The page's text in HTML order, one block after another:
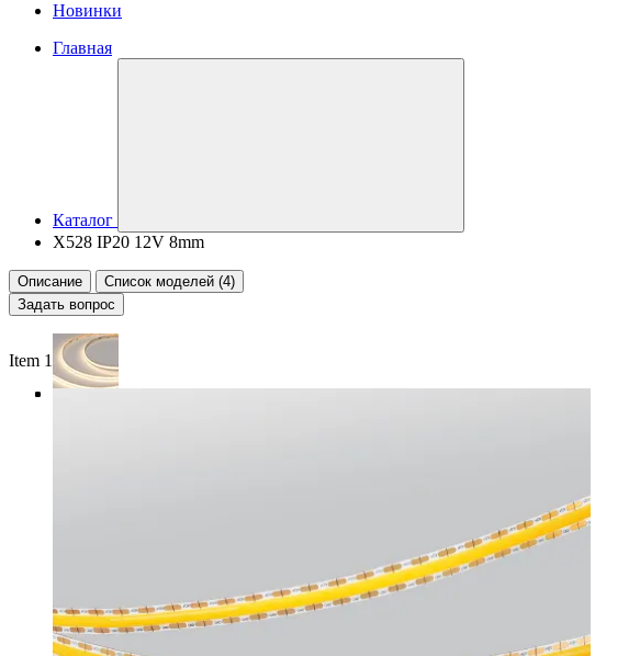
Новинки
Главная
Каталог
X528 IP20 12V 8mm
Описание
Список моделей (4)
Задать вопрос
Item 1 of 4